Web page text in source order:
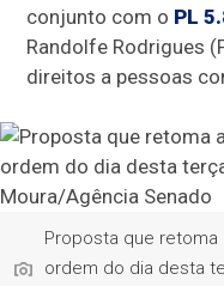
conjunto com o PL
Randolfe Rodrigues
direitos a pessoas
Proposta que
ordem do dia desta